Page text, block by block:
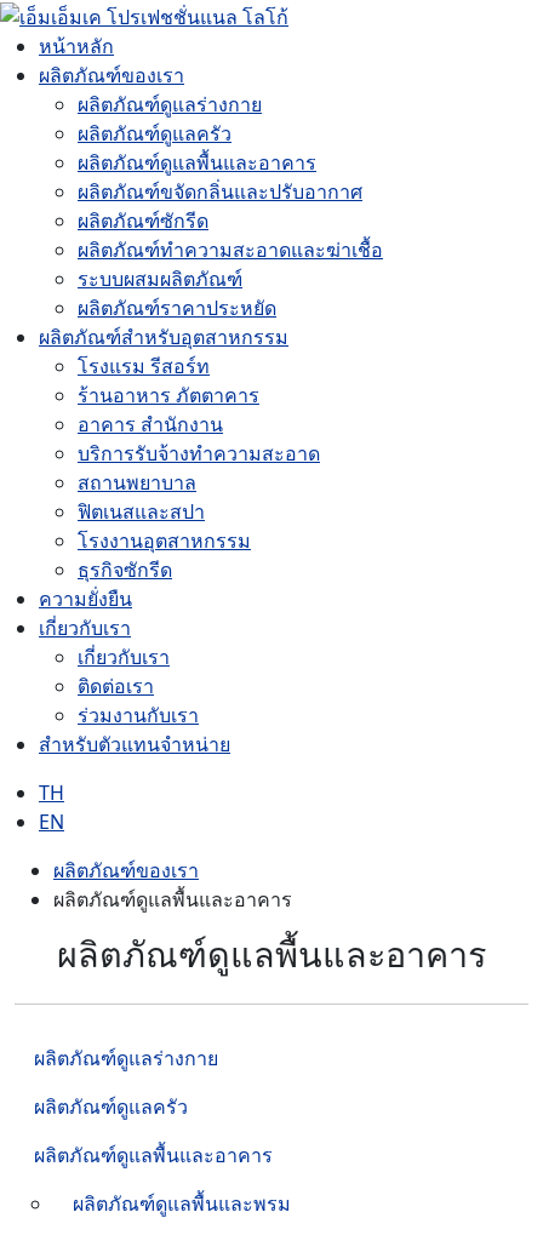
หน้าหลัก
ผลิตภัณฑ์ของเรา
ผลิตภัณฑ์ดูแลร่างกาย
ผลิตภัณฑ์ดูแลครัว
ผลิตภัณฑ์ดูแลพื้นและอาคาร
ผลิตภัณฑ์ขจัดกลิ่นและปรับอากาศ
ผลิตภัณฑ์ซักรีด
ผลิตภัณฑ์ทำความสะอาดและฆ่าเชื้อ
ระบบผสมผลิตภัณฑ์
ผลิตภัณฑ์ราคาประหยัด
ผลิตภัณฑ์สำหรับอุตสาหกรรม
โรงแรม รีสอร์ท
ร้านอาหาร ภัตตาคาร
อาคาร สำนักงาน
บริการรับจ้างทำความสะอาด
สถานพยาบาล
ฟิตเนสและสปา
โรงงานอุตสาหกรรม
ธุรกิจซักรีด
ความยั่งยืน
เกี่ยวกับเรา
เกี่ยวกับเรา
ติดต่อเรา
ร่วมงานกับเรา
สำหรับตัวแทนจำหน่าย
TH
EN
ผลิตภัณฑ์ของเรา
ผลิตภัณฑ์ดูแลพื้นและอาคาร
ผลิตภัณฑ์ดูแลพื้นและอาคาร
ผลิตภัณฑ์ดูแลร่างกาย
ผลิตภัณฑ์ดูแลครัว
ผลิตภัณฑ์ดูแลพื้นและอาคาร
ผลิตภัณฑ์ดูแลพื้นและพรม